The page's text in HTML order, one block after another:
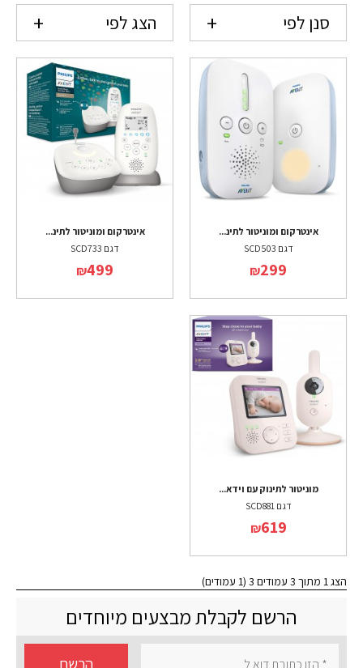
סנן לפי הצג לפי
אינטרקום ומוניטור לתינ...
דגם SCD503
₪299
אינטרקום ומוניטור לתינ...
דגם SCD733
₪499
מוניטור לתינוק עם וידא...
דגם SCD881
₪619
הצג 1 מתוך 3 עמודים 3 (1 עמודים)
הרשם לקבלת מבצעים מיוחדים
הרשם